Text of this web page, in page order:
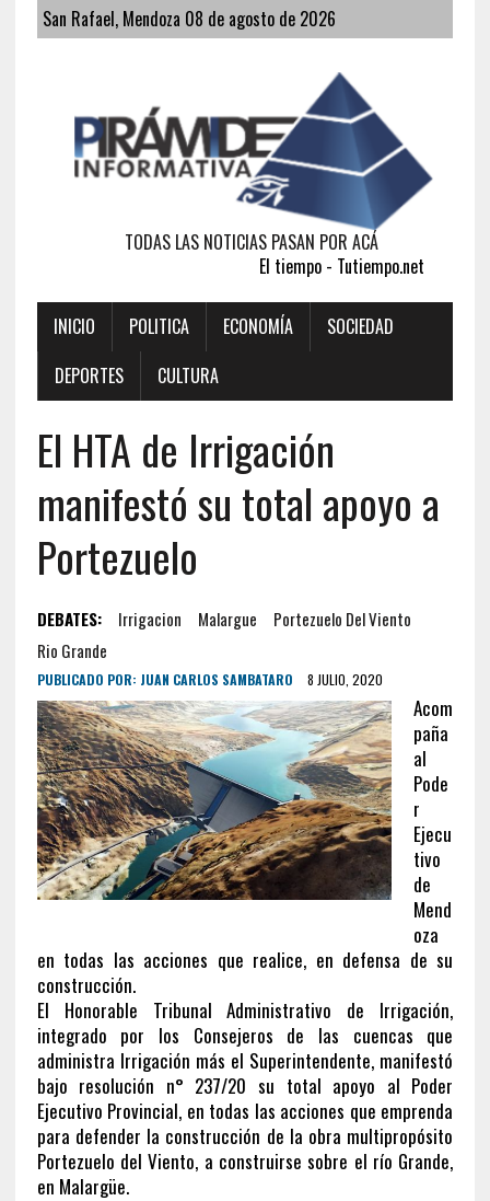
San Rafael, Mendoza 08 de agosto de 2026
TODAS LAS NOTICIAS PASAN POR ACÁ
El tiempo - Tutiempo.net
INICIO POLITICA ECONOMÍA
SOCIEDAD
DEPORTES
CULTURA
El HTA de Irrigación
manifestó su total apoyo a
Portezuelo
DEBATES: Irrigacion Malargue
Portezuelo Del Viento
Rio Grande
PUBLICADO POR: JUAN CARLOS SAMBATARO 8 JULIO, 2020
Acom
paña
al
Pode
r
Ejecu
tivo
de
Mend
oza
en todas las acciones que realice, en defensa de su
construcción.
El Honorable Tribunal Administrativo de Irrigación,
integrado por los Consejeros de las cuencas que
administra Irrigación más el Superintendente, manifestó
bajo resolución n° 237/20 su total apoyo al Poder
Ejecutivo Provincial, en todas las acciones que emprenda
para defender la construcción de la obra multipropósito
Portezuelo del Viento, a construirse sobre el río Grande,
en Malargüe.